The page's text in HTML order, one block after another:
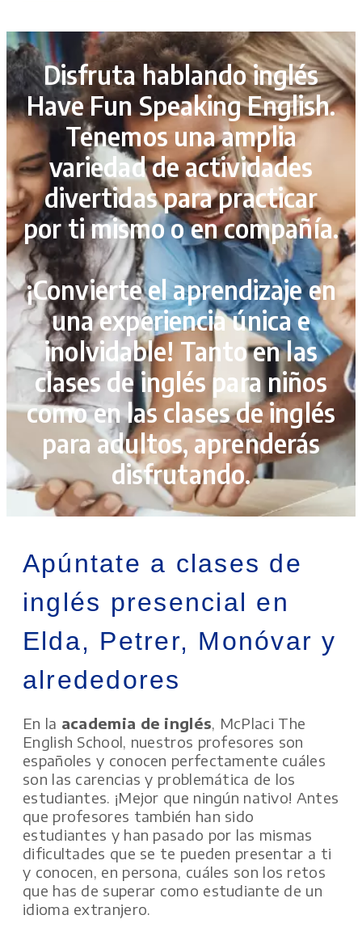
Disfruta hablando inglés
Have Fun Speaking English.
Tenemos una amplia
variedad de actividades
divertidas para practicar
por ti mismo o en compañía.
¡Convierte el aprendizaje en
una experiencia única e
inolvidable! Tanto en las
clases de inglés para niños
como en las clases de inglés
para adultos, aprenderás
disfrutando.
Apúntate a clases de
inglés presencial en
Elda, Petrer, Monóvar y
alrededores
En la academia de inglés, McPlaci The
English School, nuestros profesores son
españoles y conocen perfectamente cuáles
son las carencias y problemática de los
estudiantes. ¡Mejor que ningún nativo! Antes
que profesores también han sido
estudiantes y han pasado por las mismas
dificultades que se te pueden presentar a ti
y conocen, en persona, cuáles son los retos
que has de superar como estudiante de un
idioma extranjero.